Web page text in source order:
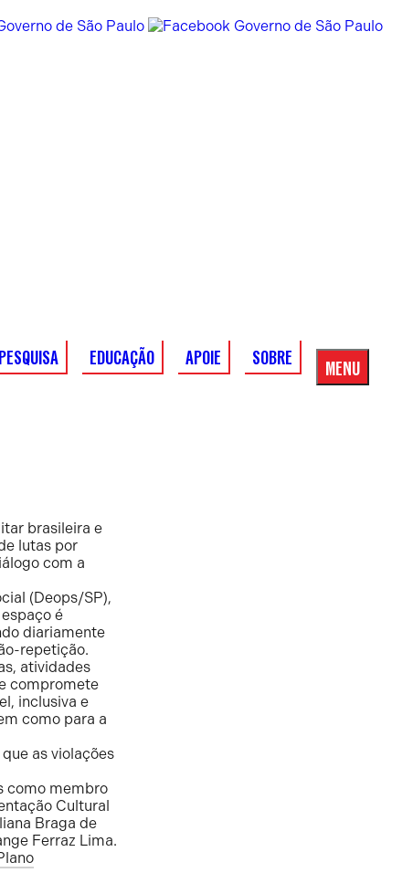
EDUCAÇÃO APOIE SOBRE MENU
Menu
brasileira e
lutas por
com a
(Deops/SP),
é
diariamente
repetição.
atividades
compromete
inclusiva e
como para a
as violações
como membro
Cultural
Braga de
Ferraz Lima.